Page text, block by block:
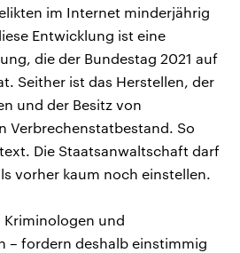
im Internet minderjährig
Entwicklung ist eine
die der Bundestag 2021 auf
Seither ist das Herstellen, der
und der Besitz von
Verbrechenstatbestand. So
Die Staatsanwaltschaft darf
vorher kaum noch einstellen.
Kriminologen und
– fordern deshalb einstimmig